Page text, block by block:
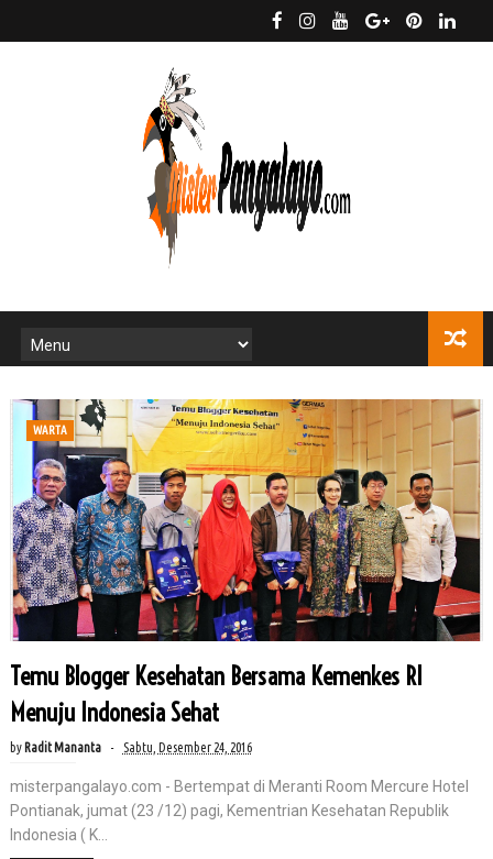
WARTA
Temu Blogger Kesehatan Bersama Kemenkes RI
Menuju Indonesia Sehat
by Radit Mananta Sabtu, Desember 24, 2016
misterpangalayo.com - Bertempat di Meranti Room Mercure Hotel
Pontianak, jumat (23 /12) pagi, Kementrian Kesehatan Republik
Indonesia ( K...